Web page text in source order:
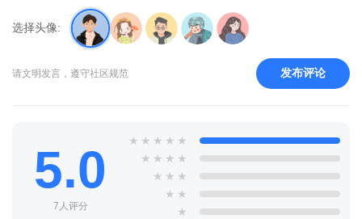
选择头像:
请文明发言，遵守社区规范 发布评论
5.0
7人评分
★ ★ ★ ★ ★
★ ★ ★ ★
★ ★ ★
★ ★
★